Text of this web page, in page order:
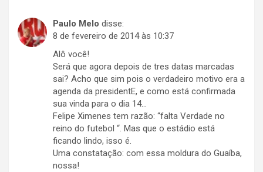
Paulo Melo disse:
8 de fevereiro de 2014 às 10:37
Alô você!
Será que agora depois de tres datas marcadas
sai? Acho que sim pois o verdadeiro motivo era a
agenda da presidentE, e como está confirmada
sua vinda para o dia 14…
Felipe Ximenes tem razão: “falta Verdade no
reino do futebol “. Mas que o estádio está
ficando lindo, isso é.
Uma constatação: com essa moldura do Guaíba,
nossa!